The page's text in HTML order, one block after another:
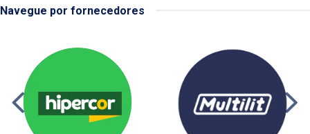
Navegue por fornecedores